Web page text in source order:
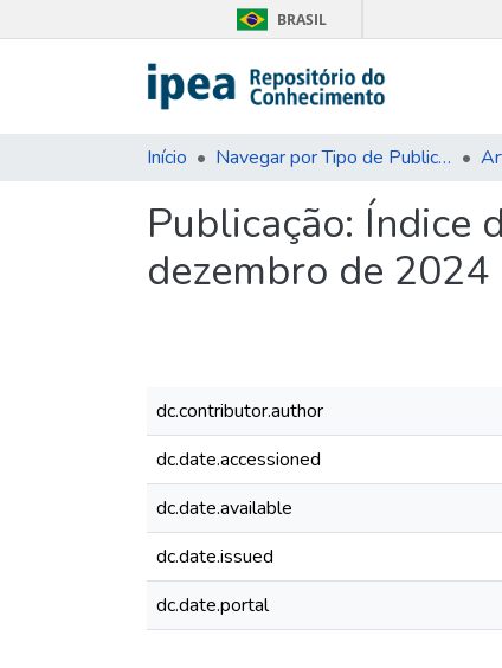
BRASIL
Início Navegar por Tipo de Publicação
Publicação: Índice
dezembro de 2024
dc.contributor.author
dc.date.accessioned
dc.date.available
dc.date.issued
dc.date.portal